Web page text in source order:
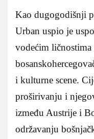
Kao dugogodišnji
Urban uspio je
vodećim ličnostima
i kulturne scene.
proširivanju i
između Austrije i
održavanju